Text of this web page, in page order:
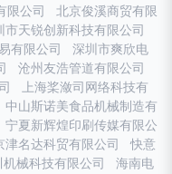
限公司
北京俊溪商贸有限
市天锐创新科技有限公司
有限公司
深圳市爽欣电
沧州友浩管道有限公司
上海桨潋司网络科技有
中山斯诺美食品机械制造有
宁夏新辉煌印刷传媒有限公
津名达科贸有限公司
快意
机械科技有限公司
海南电